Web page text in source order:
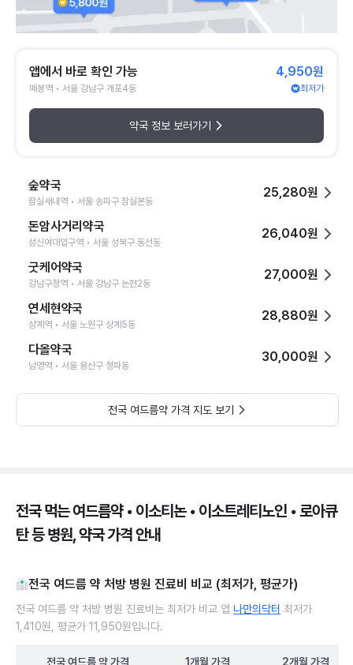
앱에서 바로 확인 가능
매봉역 • 서울 강남구 개포4동
4,950원
최저가
약국 정보 보러가기
숲약국
잠실새내역 • 서울 송파구 잠실본동
25,280원
돈암사거리약국
성신여대입구역 • 서울 성북구 동선동
26,040원
굿케어약국
강남구청역 • 서울 강남구 논현2동
27,000원
연세현약국
상계역 • 서울 노원구 상계5동
28,880원
다올약국
남영역 • 서울 용산구 청파동
30,000원
전국 여드름약 가격 지도 보기
전국 먹는 여드름약 • 이소티논 • 이소트레티노인 • 로아큐
탄 등 병원, 약국 가격 안내
전국 여드름 약 처방 병원 진료비 비교 (최저가, 평균가)
전국 여드름 약 처방 병원 진료비는 최저가 비교 앱 나만의닥터 최저가
1,410원, 평균가 11,950원입니다.
전국 여드름 약가격 1개월 가격 2개월 가격